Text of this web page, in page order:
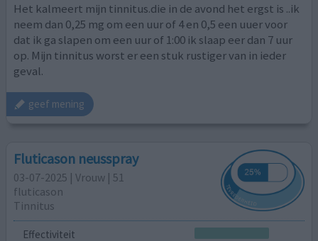
Het kalmeert mijn tinnitus.die in de avond het ergst is ..ik
neem dan 0,25 mg om een uur of 4 en 0,5 een uuer voor
dat ik ga slapen om een uur of 1:00 ik slaap eer dan 7 uur
op. Mijn tinnitus worst er een stuk rustiger van in ieder
geval.
geef mening
Fluticason neusspray
03-07-2025 | Vrouw | 51
fluticason
Tinnitus
Effectiviteit